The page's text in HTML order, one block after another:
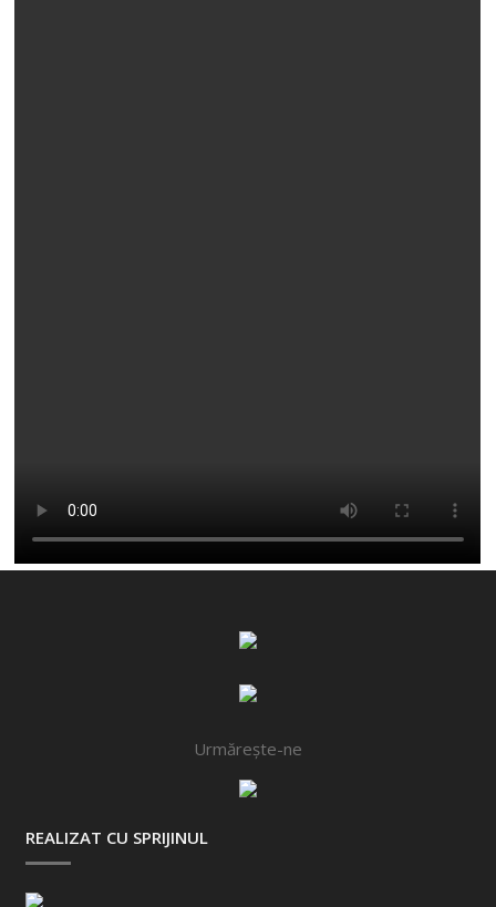
Urmărește-ne
REALIZAT CU SPRIJINUL